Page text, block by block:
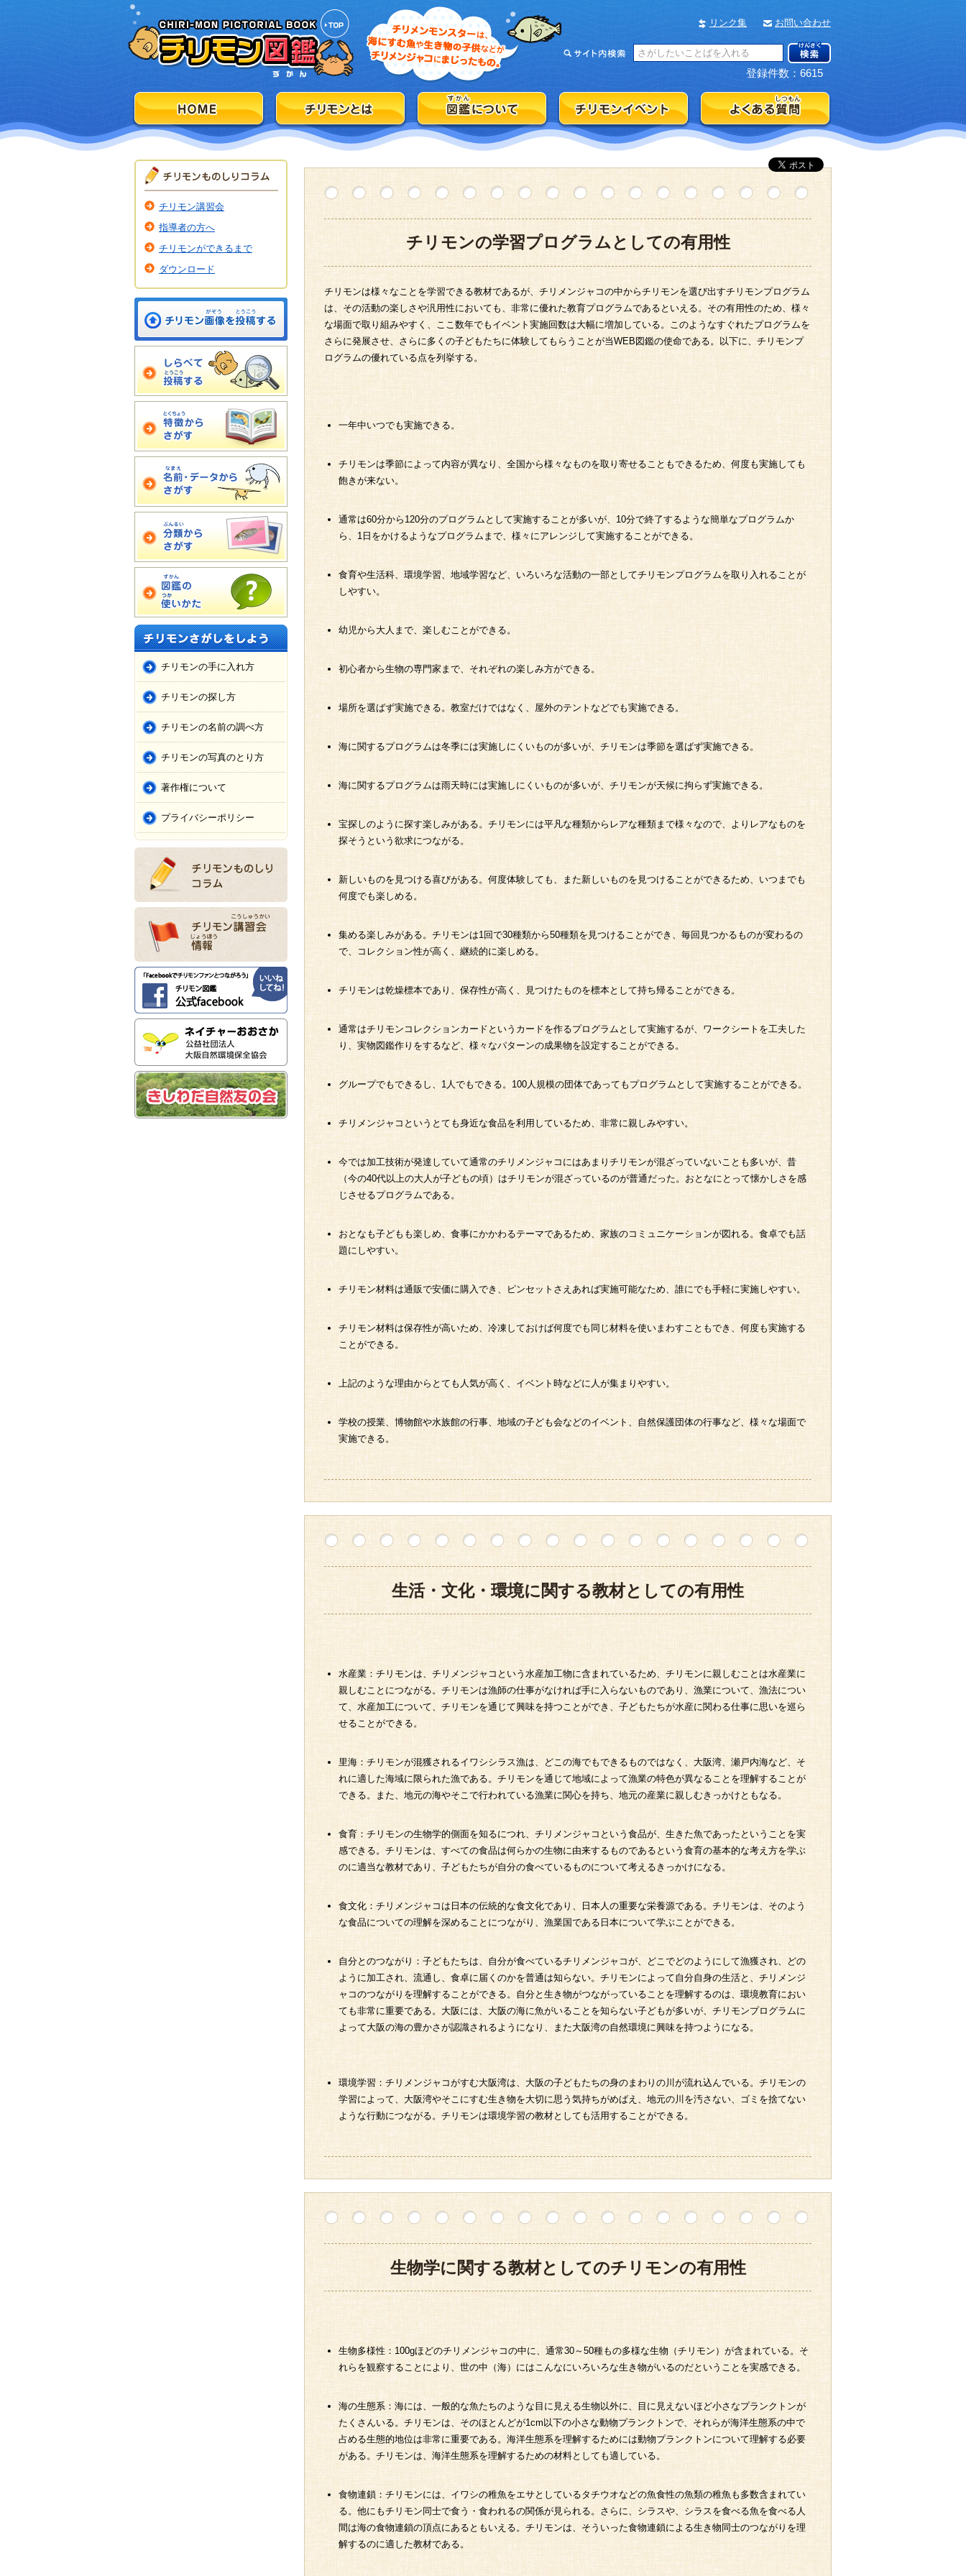
リンク集 お問い合わせ
登録件数：6615
チリモン講習会
指導者の方へ
チリモンができるまで
ダウンロード
チリモンの手に入れ方
チリモンの探し方
チリモンの名前の調べ方
チリモンの写真のとり方
著作権について
プライバシーポリシー
チリモンの学習プログラムとしての有用性
チリモンは様々なことを学習できる教材であるが、チリメンジャコの中からチリモンを選び出すチリモンプログラム
は、その活動の楽しさや汎用性においても、非常に優れた教育プログラムであるといえる。その有用性のため、様々
な場面で取り組みやすく、ここ数年でもイベント実施回数は大幅に増加している。このようなすぐれたプログラムを
さらに発展させ、さらに多くの子どもたちに体験してもらうことが当WEB図鑑の使命である。以下に、チリモンプ
ログラムの優れている点を列挙する。
一年中いつでも実施できる。
チリモンは季節によって内容が異なり、全国から様々なものを取り寄せることもできるため、何度も実施しても
飽きが来ない。
通常は60分から120分のプログラムとして実施することが多いが、10分で終了するような簡単なプログラムか
ら、1日をかけるようなプログラムまで、様々にアレンジして実施することができる。
食育や生活科、環境学習、地域学習など、いろいろな活動の一部としてチリモンプログラムを取り入れることが
しやすい。
幼児から大人まで、楽しむことができる。
初心者から生物の専門家まで、それぞれの楽しみ方ができる。
場所を選ばず実施できる。教室だけではなく、屋外のテントなどでも実施できる。
海に関するプログラムは冬季には実施しにくいものが多いが、チリモンは季節を選ばず実施できる。
海に関するプログラムは雨天時には実施しにくいものが多いが、チリモンが天候に拘らず実施できる。
宝探しのように探す楽しみがある。チリモンには平凡な種類からレアな種類まで様々なので、よりレアなものを
探そうという欲求につながる。
新しいものを見つける喜びがある。何度体験しても、また新しいものを見つけることができるため、いつまでも
何度でも楽しめる。
集める楽しみがある。チリモンは1回で30種類から50種類を見つけることができ、毎回見つかるものが変わるの
で、コレクション性が高く、継続的に楽しめる。
チリモンは乾燥標本であり、保存性が高く、見つけたものを標本として持ち帰ることができる。
通常はチリモンコレクションカードというカードを作るプログラムとして実施するが、ワークシートを工夫した
り、実物図鑑作りをするなど、様々なパターンの成果物を設定することができる。
グループでもできるし、1人でもできる。100人規模の団体であってもプログラムとして実施することができる。
チリメンジャコというとても身近な食品を利用しているため、非常に親しみやすい。
今では加工技術が発達していて通常のチリメンジャコにはあまりチリモンが混ざっていないことも多いが、昔
（今の40代以上の大人が子どもの頃）はチリモンが混ざっているのが普通だった。おとなにとって懐かしさを感
じさせるプログラムである。
おとなも子どもも楽しめ、食事にかかわるテーマであるため、家族のコミュニケーションが図れる。食卓でも話
題にしやすい。
チリモン材料は通販で安価に購入でき、ピンセットさえあれば実施可能なため、誰にでも手軽に実施しやすい。
チリモン材料は保存性が高いため、冷凍しておけば何度でも同じ材料を使いまわすこともでき、何度も実施する
ことができる。
上記のような理由からとても人気が高く、イベント時などに人が集まりやすい。
学校の授業、博物館や水族館の行事、地域の子ども会などのイベント、自然保護団体の行事など、様々な場面で
実施できる。
生活・文化・環境に関する教材としての有用性
水産業：チリモンは、チリメンジャコという水産加工物に含まれているため、チリモンに親しむことは水産業に
親しむことにつながる。チリモンは漁師の仕事がなければ手に入らないものであり、漁業について、漁法につい
て、水産加工について、チリモンを通じて興味を持つことができ、子どもたちが水産に関わる仕事に思いを巡ら
せることができる。
里海：チリモンが混獲されるイワシシラス漁は、どこの海でもできるものではなく、大阪湾、瀬戸内海など、そ
れに適した海域に限られた漁である。チリモンを通じて地域によって漁業の特色が異なることを理解することが
できる。また、地元の海やそこで行われている漁業に関心を持ち、地元の産業に親しむきっかけともなる。
食育：チリモンの生物学的側面を知るにつれ、チリメンジャコという食品が、生きた魚であったということを実
感できる。チリモンは、すべての食品は何らかの生物に由来するものであるという食育の基本的な考え方を学ぶ
のに適当な教材であり、子どもたちが自分の食べているものについて考えるきっかけになる。
食文化：チリメンジャコは日本の伝統的な食文化であり、日本人の重要な栄養源である。チリモンは、そのよう
な食品についての理解を深めることにつながり、漁業国である日本について学ぶことができる。
自分とのつながり：子どもたちは、自分が食べているチリメンジャコが、どこでどのようにして漁獲され、どの
ように加工され、流通し、食卓に届くのかを普通は知らない。チリモンによって自分自身の生活と、チリメンジ
ャコのつながりを理解することができる。自分と生き物がつながっていることを理解するのは、環境教育におい
ても非常に重要である。大阪には、大阪の海に魚がいることを知らない子どもが多いが、チリモンプログラムに
よって大阪の海の豊かさが認識されるようになり、また大阪湾の自然環境に興味を持つようになる。
環境学習：チリメンジャコがすむ大阪湾は、大阪の子どもたちの身のまわりの川が流れ込んでいる。チリモンの
学習によって、大阪湾やそこにすむ生き物を大切に思う気持ちがめばえ、地元の川を汚さない、ゴミを捨てない
ような行動につながる。チリモンは環境学習の教材としても活用することができる。
生物学に関する教材としてのチリモンの有用性
生物多様性：100gほどのチリメンジャコの中に、通常30～50種もの多様な生物（チリモン）が含まれている。そ
れらを観察することにより、世の中（海）にはこんなにいろいろな生き物がいるのだということを実感できる。
海の生態系：海には、一般的な魚たちのような目に見える生物以外に、目に見えないほど小さなプランクトンが
たくさんいる。チリモンは、そのほとんどが1cm以下の小さな動物プランクトンで、それらが海洋生態系の中で
占める生態的地位は非常に重要である。海洋生態系を理解するためには動物プランクトンについて理解する必要
がある。チリモンは、海洋生態系を理解するための材料としても適している。
食物連鎖：チリモンには、イワシの稚魚をエサとしているタチウオなどの魚食性の魚類の稚魚も多数含まれてい
る。他にもチリモン同士で食う・食われるの関係が見られる。さらに、シラスや、シラスを食べる魚を食べる人
間は海の食物連鎖の頂点にあるともいえる。チリモンは、そういった食物連鎖による生き物同士のつながりを理
解するのに適した教材である。